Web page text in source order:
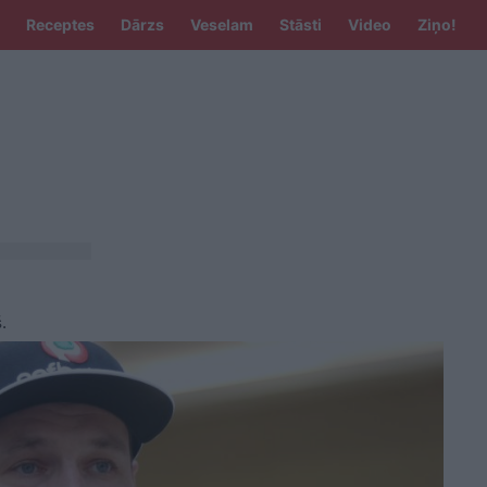
Receptes Dārzs Veselam Stāsti Video Ziņo!